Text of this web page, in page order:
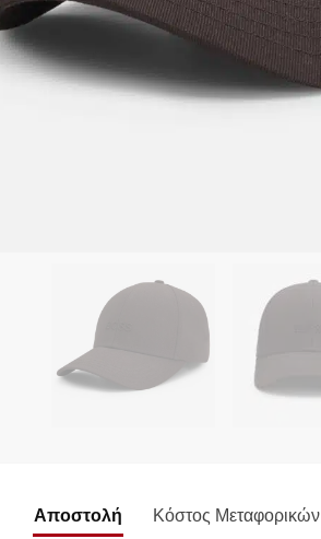
Αποστολή Κόστος Μεταφορικών